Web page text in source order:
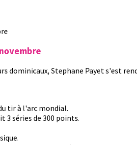
Stephane Payet s'est
tir à l'arc mondial.
3 séries de 300 points.